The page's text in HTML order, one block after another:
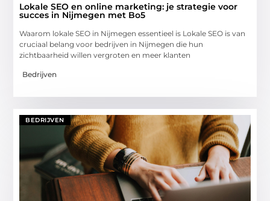
Lokale SEO en online marketing: je strategie voor
succes in Nijmegen met Bo5
Waarom lokale SEO in Nijmegen essentieel is Lokale SEO is van
cruciaal belang voor bedrijven in Nijmegen die hun
zichtbaarheid willen vergroten en meer klanten
Bedrijven
BEDRIJVEN